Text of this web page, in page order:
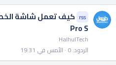
rss
Pro S
HalhulTech
الردود 0 الأمس في 19:31